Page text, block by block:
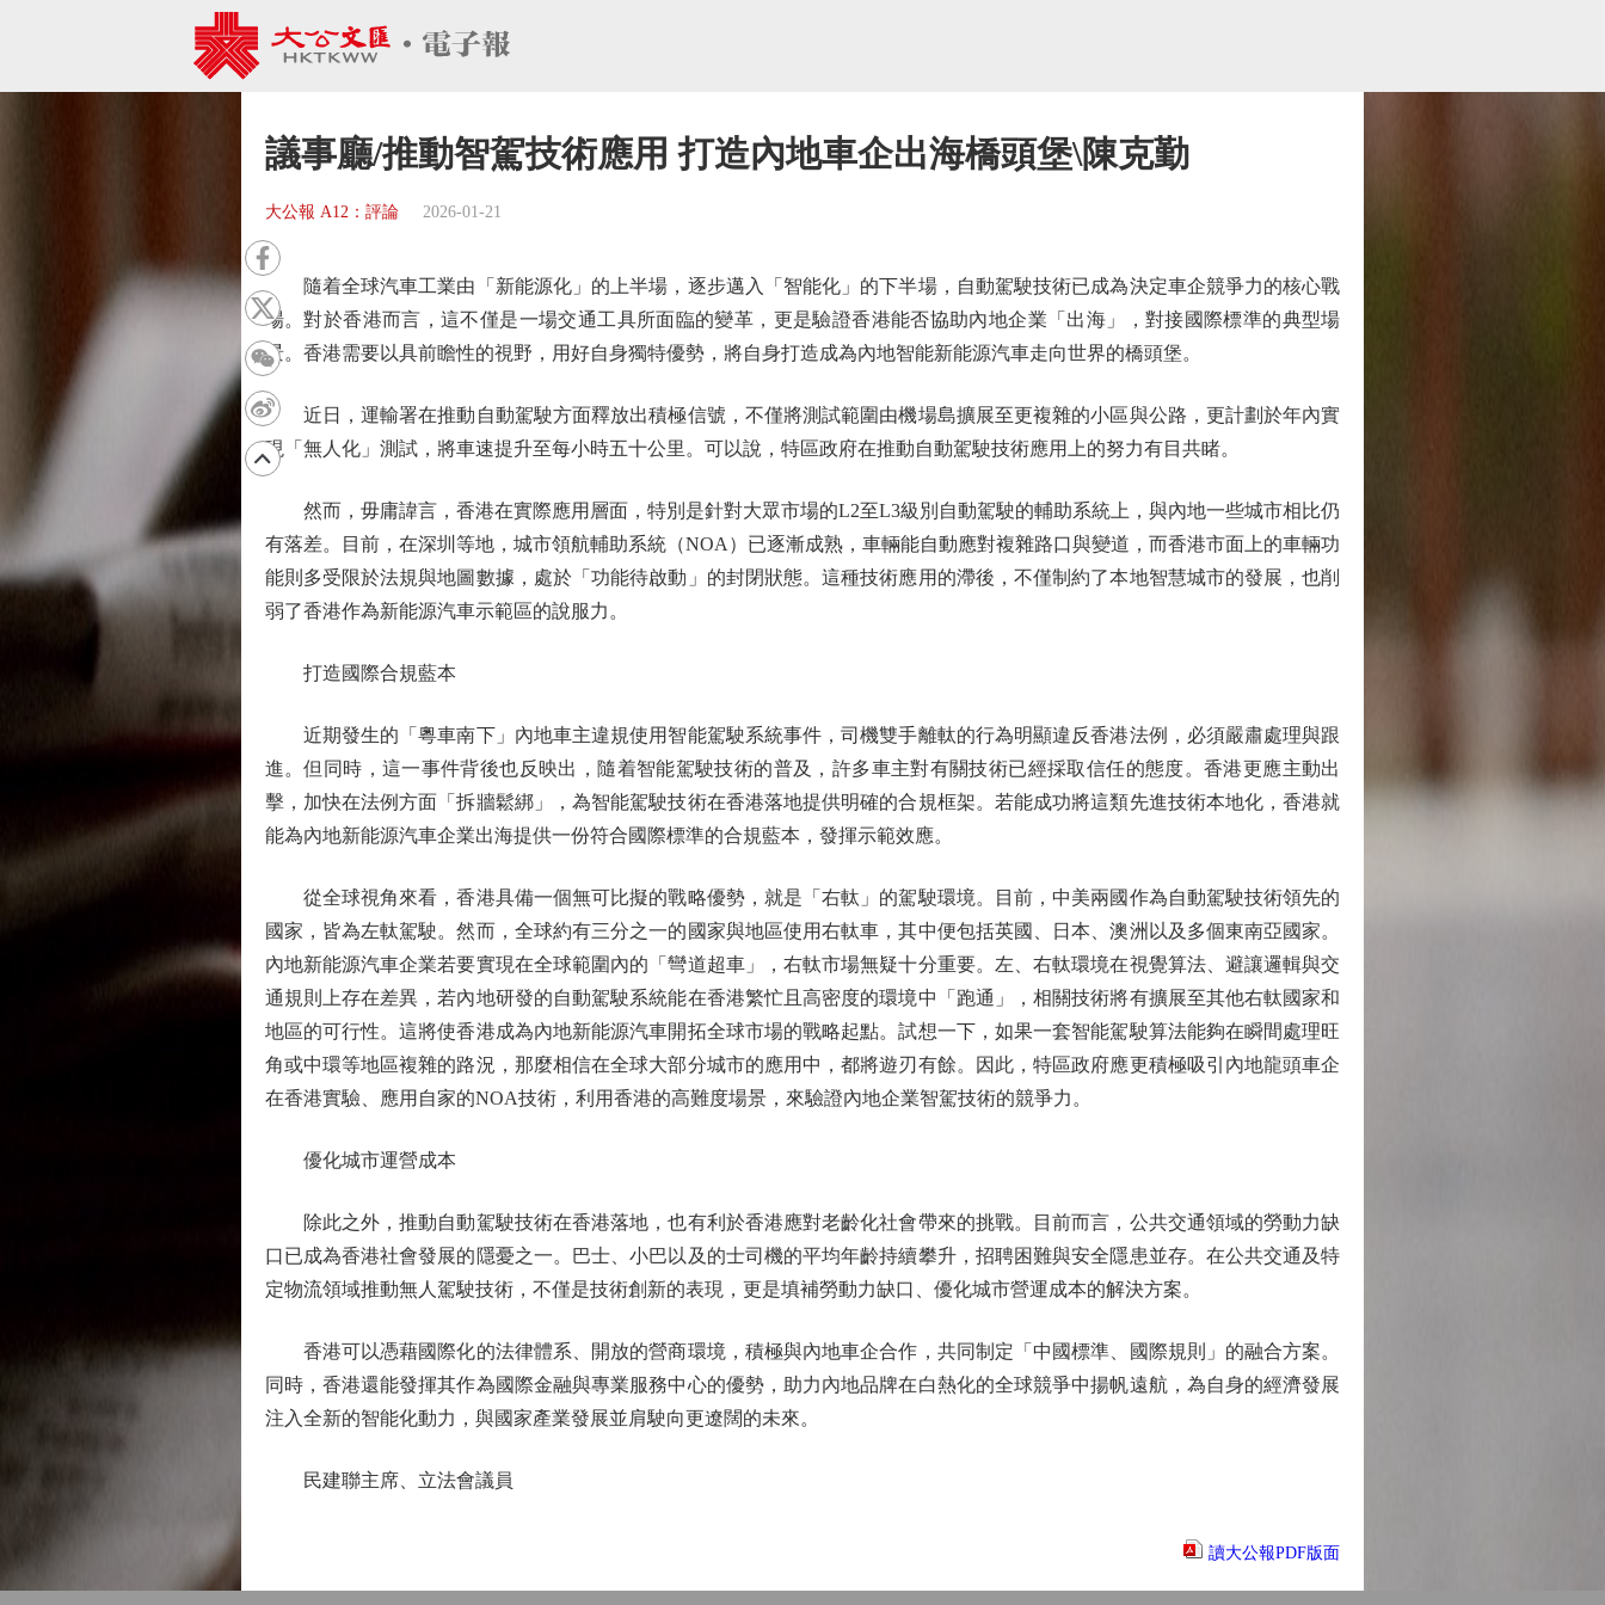
議事廳/推動智駕技術應用 打造內地車企出海橋頭堡\陳克勤
大公報 A12：評論 2026-01-21
隨着全球汽車工業由「新能源化」的上半場，逐步邁入「智能化」的下半場，自動駕駛技術已成為決定車企競爭力的核心戰
場。對於香港而言，這不僅是一場交通工具所面臨的變革，更是驗證香港能否協助內地企業「出海」，對接國際標準的典型場
景。香港需要以具前瞻性的視野，用好自身獨特優勢，將自身打造成為內地智能新能源汽車走向世界的橋頭堡。
近日，運輸署在推動自動駕駛方面釋放出積極信號，不僅將測試範圍由機場島擴展至更複雜的小區與公路，更計劃於年內實
現「無人化」測試，將車速提升至每小時五十公里。可以說，特區政府在推動自動駕駛技術應用上的努力有目共睹。
然而，毋庸諱言，香港在實際應用層面，特別是針對大眾市場的L2至L3級別自動駕駛的輔助系統上，與內地一些城市相比仍
有落差。目前，在深圳等地，城市領航輔助系統（NOA）已逐漸成熟，車輛能自動應對複雜路口與變道，而香港市面上的車輛功
能則多受限於法規與地圖數據，處於「功能待啟動」的封閉狀態。這種技術應用的滯後，不僅制約了本地智慧城市的發展，也削
弱了香港作為新能源汽車示範區的說服力。
打造國際合規藍本
近期發生的「粵車南下」內地車主違規使用智能駕駛系統事件，司機雙手離軚的行為明顯違反香港法例，必須嚴肅處理與跟
進。但同時，這一事件背後也反映出，隨着智能駕駛技術的普及，許多車主對有關技術已經採取信任的態度。香港更應主動出
擊，加快在法例方面「拆牆鬆綁」，為智能駕駛技術在香港落地提供明確的合規框架。若能成功將這類先進技術本地化，香港就
能為內地新能源汽車企業出海提供一份符合國際標準的合規藍本，發揮示範效應。
從全球視角來看，香港具備一個無可比擬的戰略優勢，就是「右軚」的駕駛環境。目前，中美兩國作為自動駕駛技術領先的
國家，皆為左軚駕駛。然而，全球約有三分之一的國家與地區使用右軚車，其中便包括英國、日本、澳洲以及多個東南亞國家。
內地新能源汽車企業若要實現在全球範圍內的「彎道超車」，右軚市場無疑十分重要。左、右軚環境在視覺算法、避讓邏輯與交
通規則上存在差異，若內地研發的自動駕駛系統能在香港繁忙且高密度的環境中「跑通」，相關技術將有擴展至其他右軚國家和
地區的可行性。這將使香港成為內地新能源汽車開拓全球市場的戰略起點。試想一下，如果一套智能駕駛算法能夠在瞬間處理旺
角或中環等地區複雜的路況，那麼相信在全球大部分城市的應用中，都將遊刃有餘。因此，特區政府應更積極吸引內地龍頭車企
在香港實驗、應用自家的NOA技術，利用香港的高難度場景，來驗證內地企業智駕技術的競爭力。
優化城市運營成本
除此之外，推動自動駕駛技術在香港落地，也有利於香港應對老齡化社會帶來的挑戰。目前而言，公共交通領域的勞動力缺
口已成為香港社會發展的隱憂之一。巴士、小巴以及的士司機的平均年齡持續攀升，招聘困難與安全隱患並存。在公共交通及特
定物流領域推動無人駕駛技術，不僅是技術創新的表現，更是填補勞動力缺口、優化城市營運成本的解決方案。
香港可以憑藉國際化的法律體系、開放的營商環境，積極與內地車企合作，共同制定「中國標準、國際規則」的融合方案。
同時，香港還能發揮其作為國際金融與專業服務中心的優勢，助力內地品牌在白熱化的全球競爭中揚帆遠航，為自身的經濟發展
注入全新的智能化動力，與國家產業發展並肩駛向更遼闊的未來。
民建聯主席、立法會議員
讀大公報PDF版面